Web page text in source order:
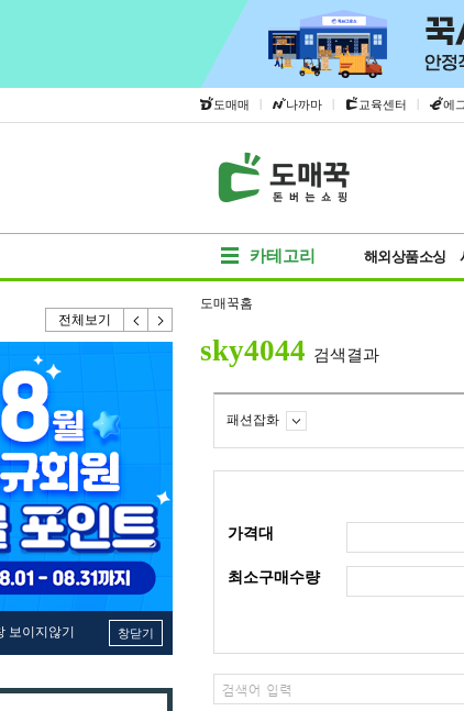
도매매 | 나까마 | 교육센터 | 에
카테고리 해외상품소싱
전체보기
보이지않기 창닫기
도매꾹홈
sky4044 검색결과
패션잡화
가격대
최소구매수량